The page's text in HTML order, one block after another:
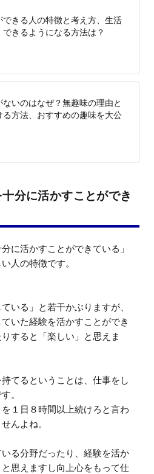
できる人の特徴と考え方、生活
できるようになる方法は？
ないのはなぜ？無趣味の理由と
る方法、おすすめの趣味を大公
分に活かすことができ
に活かすことができている」
人の特徴です。
いる」と若干かぶりますが、
いた経験を活かすことができ
すると「楽しい」と思えま
てるということは、仕事をし
。
１日８時間以上続けろと言わ
んよね。
る分野だったり、経験を活か
思えますし向上心をもって仕